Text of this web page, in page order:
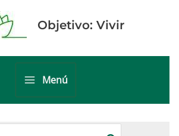
Objetivo: Vivir
Main
Menu
Menú